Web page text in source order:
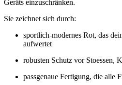
Geräts einzuschränken.
Sie zeichnet sich durch:
sportlich‑modernes Rot, das
aufwertet
robusten Schutz vor Stoessen,
passgenaue Fertigung, die alle